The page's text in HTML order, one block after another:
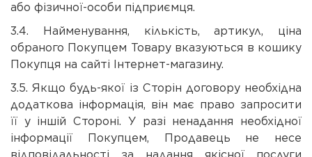
або фізичної-особи підприємця.
3.4. Найменування, кількість, артикул, ціна
обраного Покупцем Товару вказуються в кошику
Покупця на сайті Інтернет-магазину.
3.5. Якщо будь-якої із Сторін договору необхідна
додаткова інформація, він має право запросити
її у іншій Стороні. У разі ненадання необхідної
інформації Покупцем, Продавець не несе